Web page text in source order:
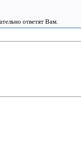
ответят Вам.